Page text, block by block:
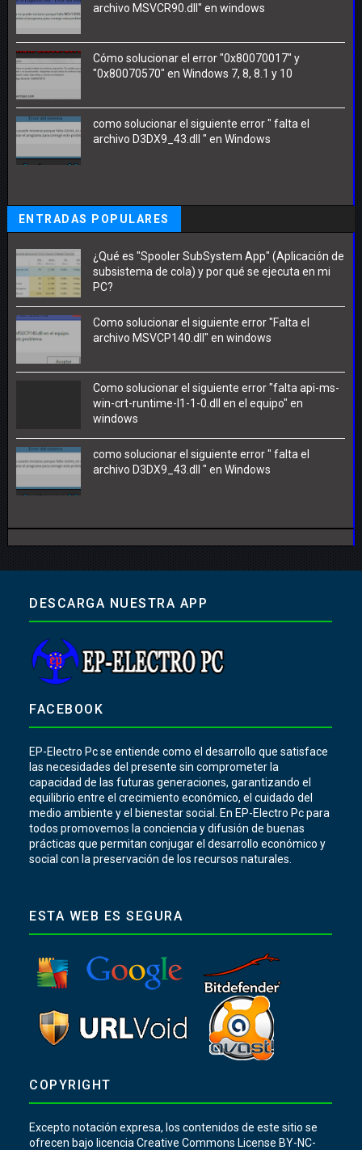
archivo MSVCR90.dll" en windows
Cómo solucionar el error "0x80070017" y
"0x80070570" en Windows 7, 8, 8.1 y 10
como solucionar el siguiente error " falta el
archivo D3DX9_43.dll " en Windows
ENTRADAS POPULARES
¿Qué es "Spooler SubSystem App" (Aplicación de
subsistema de cola) y por qué se ejecuta en mi
PC?
Como solucionar el siguiente error "Falta el
archivo MSVCP140.dll" en windows
Como solucionar el siguiente error "falta api-ms-
win-crt-runtime-l1-1-0.dll en el equipo" en
windows
como solucionar el siguiente error " falta el
archivo D3DX9_43.dll " en Windows
DESCARGA NUESTRA APP
FACEBOOK
EP-Electro Pc se entiende como el desarrollo que satisface
las necesidades del presente sin comprometer la
capacidad de las futuras generaciones, garantizando el
equilibrio entre el crecimiento económico, el cuidado del
medio ambiente y el bienestar social. En EP-Electro Pc para
todos promovemos la conciencia y difusión de buenas
prácticas que permitan conjugar el desarrollo económico y
social con la preservación de los recursos naturales.
ESTA WEB ES SEGURA
COPYRIGHT
Excepto notación expresa, los contenidos de este sitio se
ofrecen bajo licencia Creative Commons License BY-NC-